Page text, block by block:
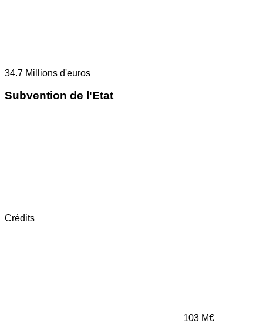
34.7 Millions d'euros
Subvention de l'Etat
Crédits
103 M€